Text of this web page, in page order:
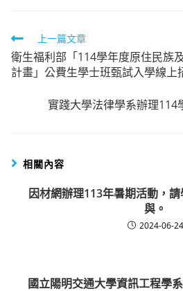
Read
more
articles
上一篇文章
衛生福利部「114學年度原住民族
計畫」公費生學士班甄試入學線上
實踐大學法律學系辦理114
相關內容
因材網辦理113年暑期活動，
與。
2024-06-24
國立陽明交通大學資訊工程學